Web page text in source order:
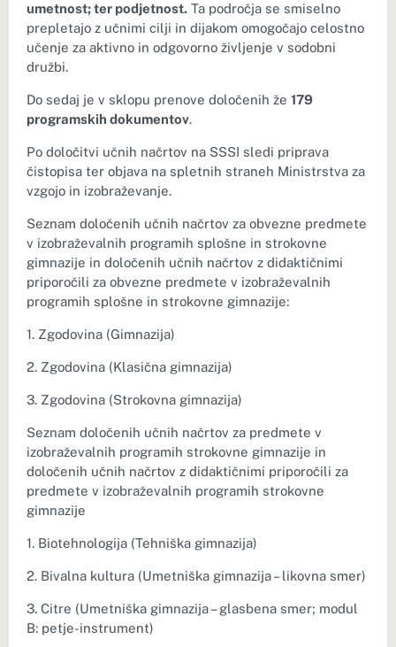
umetnost; ter podjetnost. Ta področja se smiselno
prepletajo z učnimi cilji in dijakom omogočajo celostno
učenje za aktivno in odgovorno življenje v sodobni
družbi.
Do sedaj je v sklopu prenove določenih že 179
programskih dokumentov.
Po določitvi učnih načrtov na SSSI sledi priprava
čistopisa ter objava na spletnih straneh Ministrstva za
vzgojo in izobraževanje.
Seznam določenih učnih načrtov za obvezne predmete
v izobraževalnih programih splošne in strokovne
gimnazije in določenih učnih načrtov z didaktičnimi
priporočili za obvezne predmete v izobraževalnih
programih splošne in strokovne gimnazije:
1. Zgodovina (Gimnazija)
2. Zgodovina (Klasična gimnazija)
3. Zgodovina (Strokovna gimnazija)
Seznam določenih učnih načrtov za predmete v
izobraževalnih programih strokovne gimnazije in
določenih učnih načrtov z didaktičnimi priporočili za
predmete v izobraževalnih programih strokovne
gimnazije
1. Biotehnologija (Tehniška gimnazija)
2. Bivalna kultura (Umetniška gimnazija – likovna smer)
3. Citre (Umetniška gimnazija – glasbena smer; modul
B: petje-instrument)